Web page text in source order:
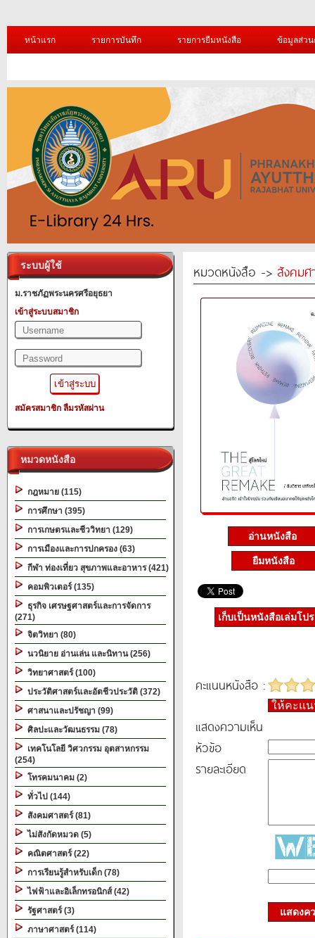
หน้าแรก รายการบันทึก รายการยืมหนังสือ ข้อมูลส่ว
ระบบผู้ใช้
ม.ราชภัฏพระนครศรีอยุธยา
เข้าสู่ระบบสมาชิก
สมัครสมาชิก ลืมรหัสผ่าน
หมวดหนังสือ
กฎหมาย (115)
การศึกษา (395)
การเกษตรและชีววิทยา (129)
การเมืองและการปกครอง (63)
กีฬา ท่องเที่ยว สุขภาพและอาหาร (421)
คอมพิวเตอร์ (135)
ธุรกิจ เศรษฐศาสตร์และการจัดการ
(271)
จิตวิทยา (80)
นวนิยาย อ่านเล่น และนิทาน (256)
วิทยาศาสตร์ (100)
ประวัติศาสตร์และอัตชีวประวัติ (372)
ศาสนาและปรัชญา (99)
ศิลปะและวัฒนธรรม (78)
เทคโนโลยี วิศวกรรม อุตสาหกรรม
(254)
โทรคมนาคม (2)
ทั่วไป (144)
สังคมศาสตร์ (81)
ไม่สังกัดหมวด (5)
คณิตศาสตร์ (22)
การเรียนรู้สำหรับเด็ก (78)
ไฟฟ้าและอิเล็กทรอนิกส์ (42)
รัฐศาสตร์ (3)
ภาษาศาสตร์ (114)
หมวดหนังสือ -> สังคมศ
อ่านหนังสือ
ยืมหนังสือ
เก็บเป็นหนังสือเล่มโป
คะแนนหนังสือ :
ให้คะแ
แสดงความเห็น
หัวข้อ
รายละเอียด
แสดงค